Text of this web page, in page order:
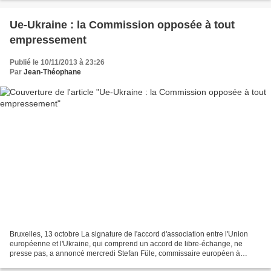
Ue-Ukraine : la Commission opposée à tout
empressement
Publié le 10/11/2013 à 23:26
Par Jean-Théophane
Bruxelles, 13 octobre La signature de l'accord d'association entre l'Union
européenne et l'Ukraine, qui comprend un accord de libre-échange, ne
presse pas, a annoncé mercredi Stefan Füle, commissaire européen à